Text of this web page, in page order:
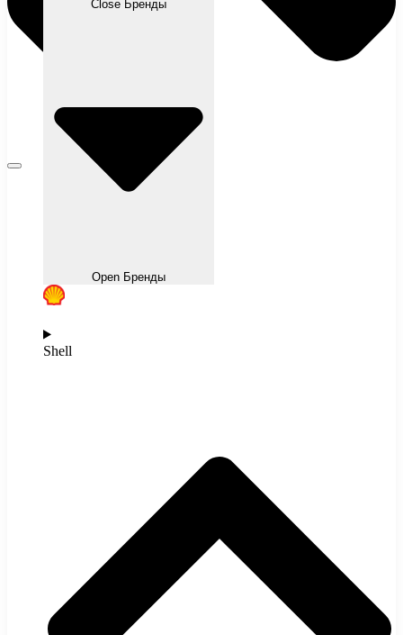
Close Бренды
Open Бренды
Shell